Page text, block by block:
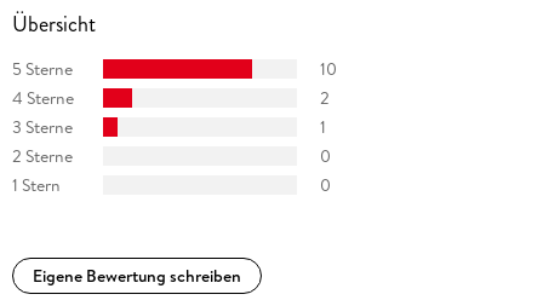
Übersicht
5 Sterne
10
4 Sterne
2
3 Sterne
1
2 Sterne
0
1 Stern
0
Eigene Bewertung schreiben